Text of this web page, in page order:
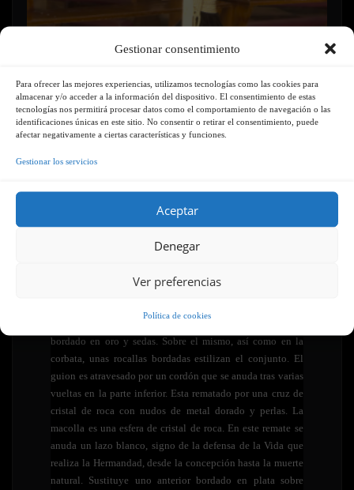
Gestionar consentimiento
Para ofrecer las mejores experiencias, utilizamos tecnologías como las cookies para
almacenar y/o acceder a la información del dispositivo. El consentimiento de estas
tecnologías nos permitirá procesar datos como el comportamiento de navegación o las
identificaciones únicas en este sitio. No consentir o retirar el consentimiento, puede
afectar negativamente a ciertas características y funciones.
Gestionar los servicios
Aceptar
Denegar
Ver preferencias
Política de cookies
bordado en oro y sedas. Sobre el mismo, así como en la
corbata, unas rocallas bordadas estilizan el conjunto. El
guion es atravesado por un cordón que se anuda tras varias
vueltas en la parte inferior. Esta rematado por una cruz de
cristal de roca con nudos de metal dorado y perlas. La
macolla es una esfera de cristal de roca. En este remate se
anuda un lazo blanco, signo de la defensa de la Vida que
realiza la Hermandad, desde la concepción hasta la muerte
natural. Sustituye uno anterior bordado en plata sobre